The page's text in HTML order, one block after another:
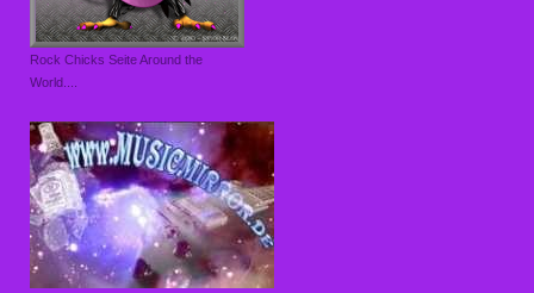
Rock Chicks Seite Around the
World....